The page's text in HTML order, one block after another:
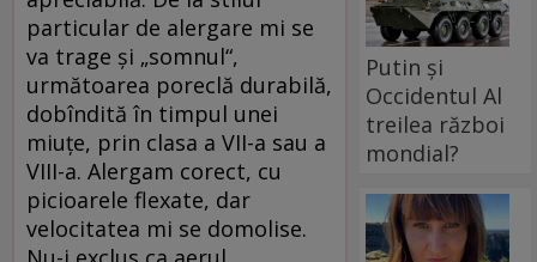
particular de alergare mi se
va trage şi „somnul“,
următoarea poreclă durabilă,
dobîndită în timpul unei
miuţe, prin clasa a VII-a sau a
VIII-a. Alergam corect, cu
picioarele flexate, dar
velocitatea mi se domolise.
Putin și
Occidentul Al
treilea război
mondial?